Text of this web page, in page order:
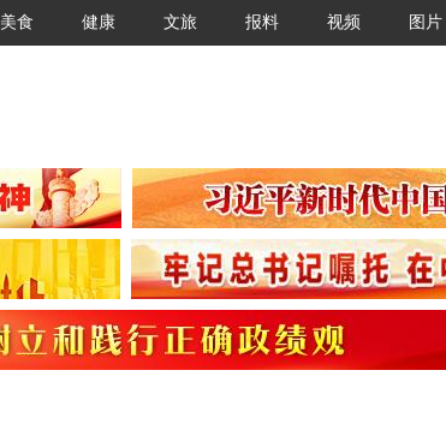
美食 健康 文旅 报料 视频 图片